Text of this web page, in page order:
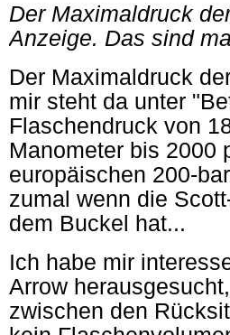
Der Maximaldruck
Anzeige. Das sind
Der Maximaldruck
mir steht da unter
Flaschendruck von
Manometer bis 2000
europäischen 200-
zumal wenn die
dem Buckel hat...
Ich habe mir
Arrow
zwischen den